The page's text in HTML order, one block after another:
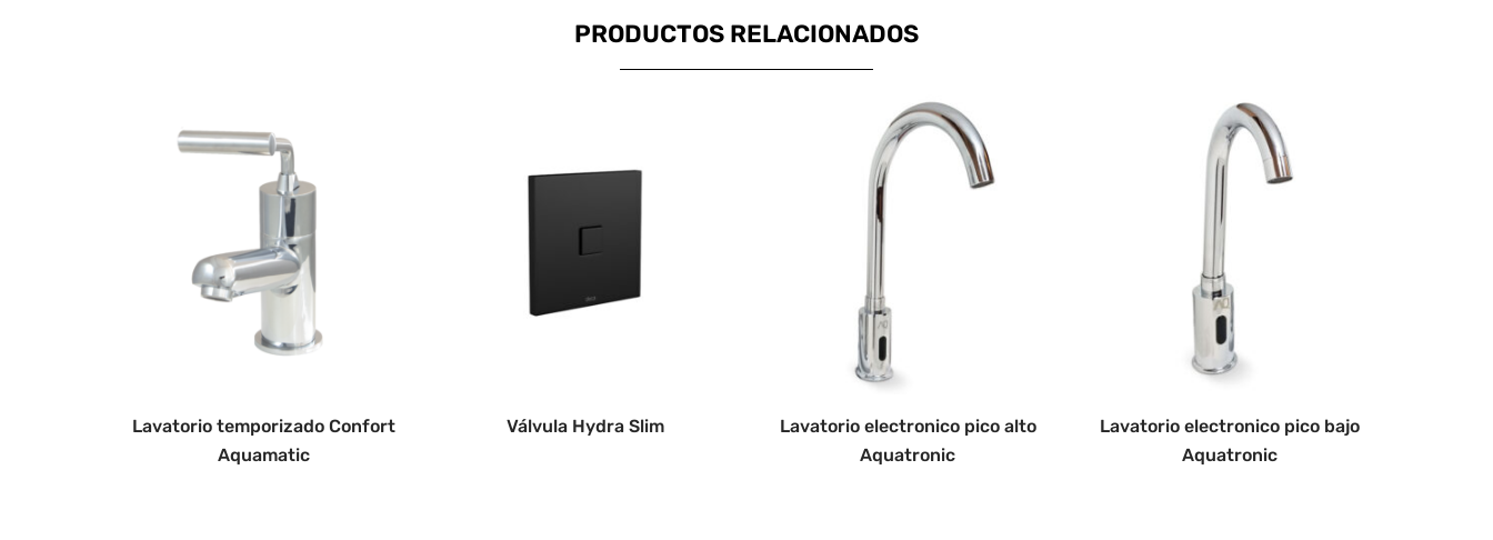
PRODUCTOS RELACIONADOS
Lavatorio temporizado Confort
Aquamatic
Válvula Hydra Slim
Lavatorio electronico pico alto
Aquatronic
Lavatorio electronico pico bajo
Aquatronic